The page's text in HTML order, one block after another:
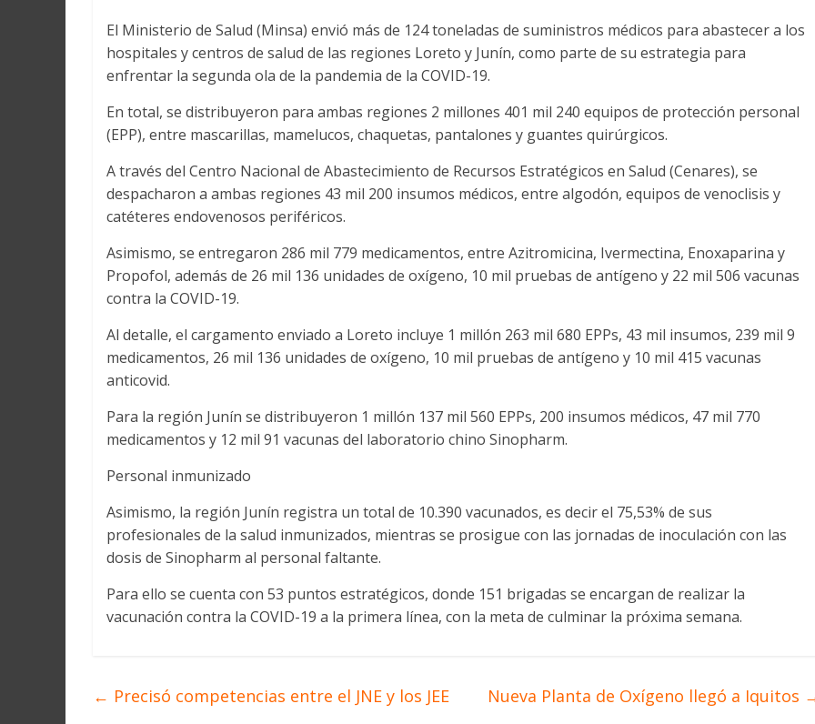
El Ministerio de Salud (Minsa) envió más de 124 toneladas de suministros médicos para abastecer a los
hospitales y centros de salud de las regiones Loreto y Junín, como parte de su estrategia para
enfrentar la segunda ola de la pandemia de la COVID-19.
En total, se distribuyeron para ambas regiones 2 millones 401 mil 240 equipos de protección personal
(EPP), entre mascarillas, mamelucos, chaquetas, pantalones y guantes quirúrgicos.
A través del Centro Nacional de Abastecimiento de Recursos Estratégicos en Salud (Cenares), se
despacharon a ambas regiones 43 mil 200 insumos médicos, entre algodón, equipos de venoclisis y
catéteres endovenosos periféricos.
Asimismo, se entregaron 286 mil 779 medicamentos, entre Azitromicina, Ivermectina, Enoxaparina y
Propofol, además de 26 mil 136 unidades de oxígeno, 10 mil pruebas de antígeno y 22 mil 506 vacunas
contra la COVID-19.
Al detalle, el cargamento enviado a Loreto incluye 1 millón 263 mil 680 EPPs, 43 mil insumos, 239 mil 9
medicamentos, 26 mil 136 unidades de oxígeno, 10 mil pruebas de antígeno y 10 mil 415 vacunas
anticovid.
Para la región Junín se distribuyeron 1 millón 137 mil 560 EPPs, 200 insumos médicos, 47 mil 770
medicamentos y 12 mil 91 vacunas del laboratorio chino Sinopharm.
Personal inmunizado
Asimismo, la región Junín registra un total de 10.390 vacunados, es decir el 75,53% de sus
profesionales de la salud inmunizados, mientras se prosigue con las jornadas de inoculación con las
dosis de Sinopharm al personal faltante.
Para ello se cuenta con 53 puntos estratégicos, donde 151 brigadas se encargan de realizar la
vacunación contra la COVID-19 a la primera línea, con la meta de culminar la próxima semana.
← Precisó competencias entre el JNE y los JEE Nueva Planta de Oxígeno llegó a Iquitos